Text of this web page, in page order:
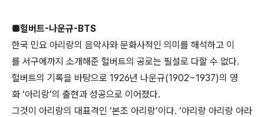
■헐버트-나운규-BTS
한국 민요 아리랑의 음악사와 문화사적인 의미를 해석하고 이
를 서구에까지 소개해준 헐버트의 공로는 필설로 다할 수 없다.
헐버트의 기록을 바탕으로 1926년 나운규(1902~1937)의 영
화 ‘아리랑’의 출현과 성공으로 이어졌다.
그것이 아리랑의 대표격인 ‘본조 아리랑’이다. ‘아리랑 아리랑 아라